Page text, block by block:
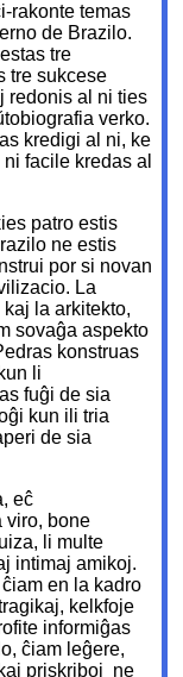
rakonte temas
de Brazilo.
tre
tre sukcese
redonis al ni ties
verko.
kredigi al ni, ke
facile kredas al
patro estis
ne estis
por si novan
La
la arkitekto,
sovaĝa aspekto
konstruas
li
fuĝi de sia
kun ili tria
de sia
eĉ
viro, bone
li multe
intimaj amikoj.
en la kadro
kelkfoje
informiĝas
ĉiam leĝere,
priskriboj ­ ne